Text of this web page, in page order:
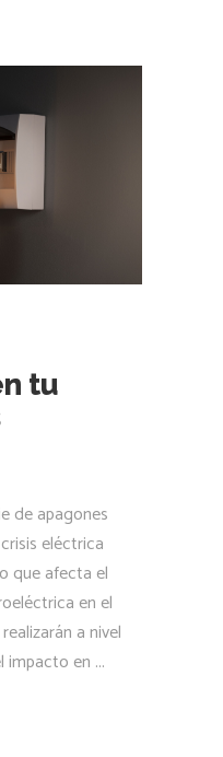
tu
de apagones
eléctrica
que afecta el
en el
a nivel
impacto en